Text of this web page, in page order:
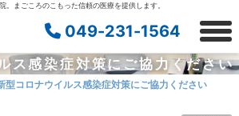
。まごころのこもった信頼の医療を提供します。
049-231-1564
ス感染症対策にご協力ください
型コロナウイルス感染症対策にご協力ください